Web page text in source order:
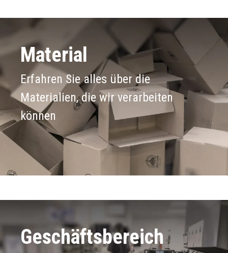
Material
Erfahren Sie alles über die
Materialien, die wir verarbeiten
können
Geschäftsbereich